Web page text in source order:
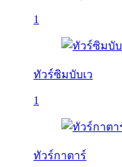
1
ทัวร์ซิมบับเว
1
ทัวร์กาตาร์